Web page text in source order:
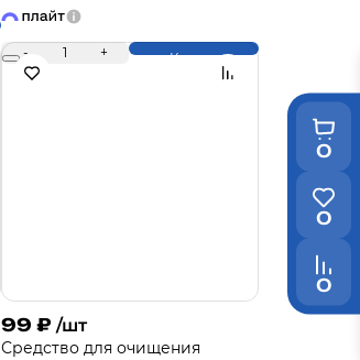
0
0
0
- 1 + Купить
99 ₽ /шт
Средство для очищения